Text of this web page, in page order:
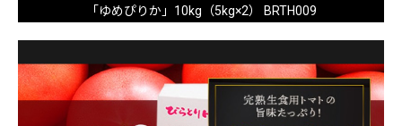
「ゆめぴりか」10kg（5kg×2） BRTH009